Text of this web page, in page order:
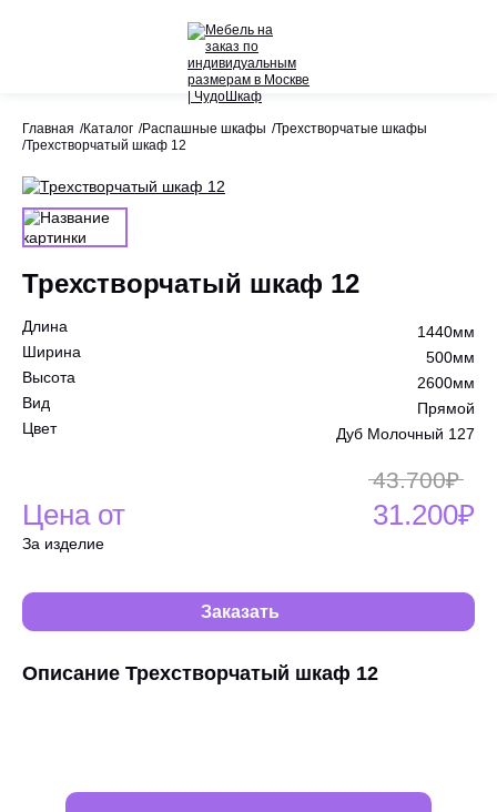
Распашные шкафы
Шкафы по назначению
Стеллажи
Гардеробные системы
Главная Каталог Распашные шкафы
Трехстворчатые шкафы
Трехстворчатый шкаф 12
Трехстворчатый шкаф 12
Длина
1440мм
Ширина
500мм
Высота
2600мм
Вид
Прямой
Цвет
Дуб Молочный 127
Цена от
43.700₽
31.200₽
За изделие
Заказать
Описание Трехстворчатый шкаф 12